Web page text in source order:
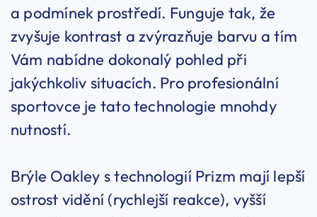
a podmínek prostředí. Funguje tak, že
zvyšuje kontrast a zvýrazňuje barvu a tím
Vám nabídne dokonalý pohled při
jakýchkoliv situacích. Pro profesionální
sportovce je tato technologie mnohdy
nutností.
Brýle Oakley s technologií Prizm mají lepší
ostrost vidění (rychlejší reakce), vyšší